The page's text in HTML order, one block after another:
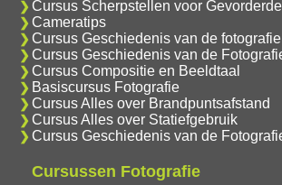
Cursus Scherpstellen voor
Cameratips
Cursus Geschiedenis van de fotografie
Cursus Geschiedenis van de
Cursus Compositie en Beeldtaal
Basiscursus Fotografie
Cursus Alles over Brandpuntsafstand
Cursus Alles over Statiefgebruik
Cursus Geschiedenis van de
Cursussen Fotografie